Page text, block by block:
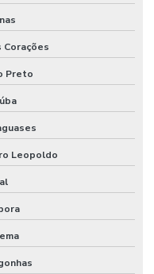
Corações
Preto
Leopoldo